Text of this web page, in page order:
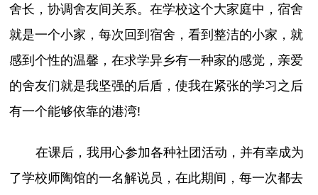
舍长，协调舍友间关系。在学校这个大家庭中，宿舍
就是一个小家，每次回到宿舍，看到整洁的小家，就
感到个性的温馨，在求学异乡有一种家的感觉，亲爱
的舍友们就是我坚强的后盾，使我在紧张的学习之后
有一个能够依靠的港湾!
在课后，我用心参加各种社团活动，并有幸成为
了学校师陶馆的一名解说员，在此期间，每一次都去